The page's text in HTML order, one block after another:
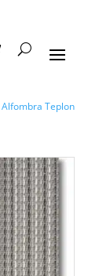
Alfombra Teplon